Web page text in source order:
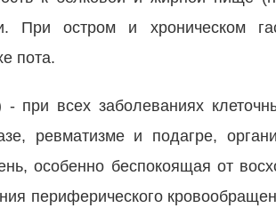
При остром и хроническом
пота.
- при всех заболеваниях
ревматизме и подагре,
особенно беспокоящая от
периферического